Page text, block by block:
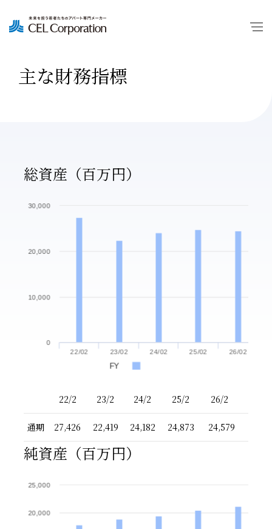
主な財務指標
総資産（百万円）
22/02 23/02 24/02 25/02 26/02
0
10,000
20,000
30,000
FY
22/2 23/2 24/2 25/2 26/2
通期 27,426 22,419 24,182 24,873 24,579
純資産（百万円）
20,000
25,000